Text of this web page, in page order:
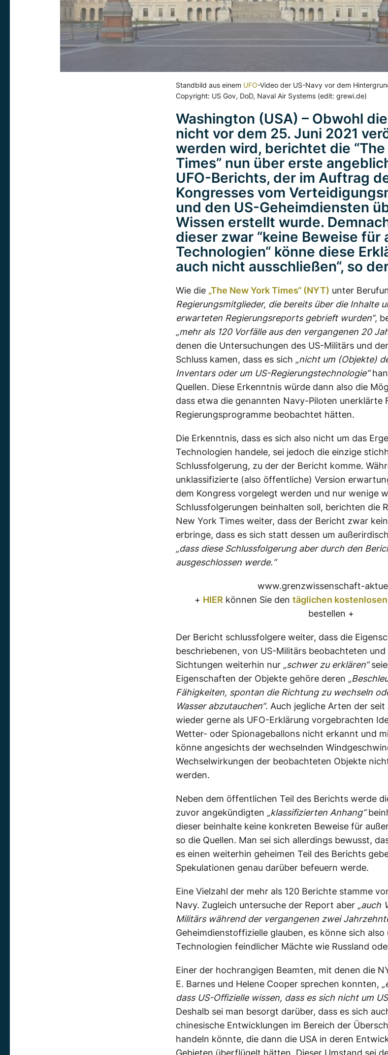
Standbild aus einem UFO-Video der US-Navy vor dem
Copyright: US Gov, DoD, Naval Air Systems (edit: grewi.de)
Washington (USA) – Obwohl
nicht vor dem 25. Juni 2021
werden wird, berichtet die “The
Times” nun über erste
UFO-Berichts, der im Auftrag
Kongresses vom
und den US-Geheimdiensten
Wissen erstellt wurde.
dieser zwar “keine Beweise für
Technologien“ könne diese
auch nicht ausschließen“, so
Wie die „The New York Times“ (NYT) unter
Regierungsmitglieder, die bereits über die Inhalte
erwarteten Regierungsreports gebrieft wurden“,
„mehr als 120 Vorfälle aus den vergangenen 20
denen die Untersuchungen des US-Militärs und
Schluss kamen, dass es sich „nicht um (Objekte)
Inventars oder um US-Regierungstechnologie“
Quellen. Diese Erkenntnis würde dann also die
dass etwa die genannten Navy-Piloten unerklärte
Regierungsprogramme beobachtet hätten.
Die Erkenntnis, dass es sich also nicht um das
Technologien handele, sei jedoch die einzige
Schlussfolgerung, zu der der Bericht komme.
unklassifizierte (also öffentliche) Version
dem Kongress vorgelegt werden und nur wenige
Schlussfolgerungen beinhalten soll, berichten die
New York Times weiter, dass der Bericht zwar
erbringe, dass es sich statt dessen um
„dass diese Schlussfolgerung aber durch den
ausgeschlossen werde.“
www.grenzwissenschaft-
+ HIER können Sie den täglichen
bestellen +
Der Bericht schlussfolgere weiter, dass die
beschriebenen, von US-Militärs beobachteten
Sichtungen weiterhin nur „schwer zu erklären“
Eigenschaften der Objekte gehöre deren
Fähigkeiten, spontan die Richtung zu wechseln
Wasser abzutauchen“. Auch jegliche Arten der
wieder gerne als UFO-Erklärung vorgebrachten
Wetter- oder Spionageballons nicht erkannt und
könne angesichts der wechselnden
Wechselwirkungen der beobachteten Objekte
werden.
Neben dem öffentlichen Teil des Berichts werde
zuvor angekündigten „klassifizierten Anhang“
dieser beinhalte keine konkreten Beweise für
so die Quellen. Man sei sich allerdings bewusst,
es einen weiterhin geheimen Teil des Berichts
Spekulationen genau darüber befeuern werde.
Eine Vielzahl der mehr als 120 Berichte stamme
Navy. Zugleich untersuche der Report aber „auch
Militärs während der vergangenen zwei
Geheimdienstoffizielle glauben, es könne sich
Technologien feindlicher Mächte wie Russland
Einer der hochrangigen Beamten, mit denen die
E. Barnes und Helene Cooper sprechen konnten,
dass US-Offizielle wissen, dass es sich nicht um
Deshalb sei man besorgt darüber, dass es sich
chinesische Entwicklungen im Bereich der
handeln könnte, die dann die USA in deren
Gebieten überflügelt hätten. Dieser Umstand sei